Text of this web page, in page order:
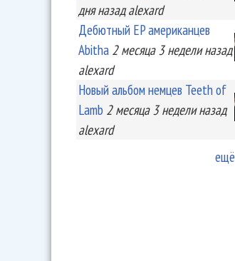
дняназад alexard
Дебютный EP американцев
Abitha 2 месяца 3 неделиназад
alexard
Новый альбом немцев Teeth of
Lamb 2 месяца 3 неделиназад
alexard
ещё